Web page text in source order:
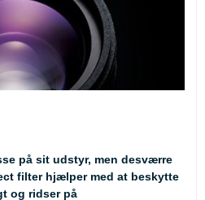
på sit udstyr, men desværre
filter hjælper med at beskytte
og ridser på